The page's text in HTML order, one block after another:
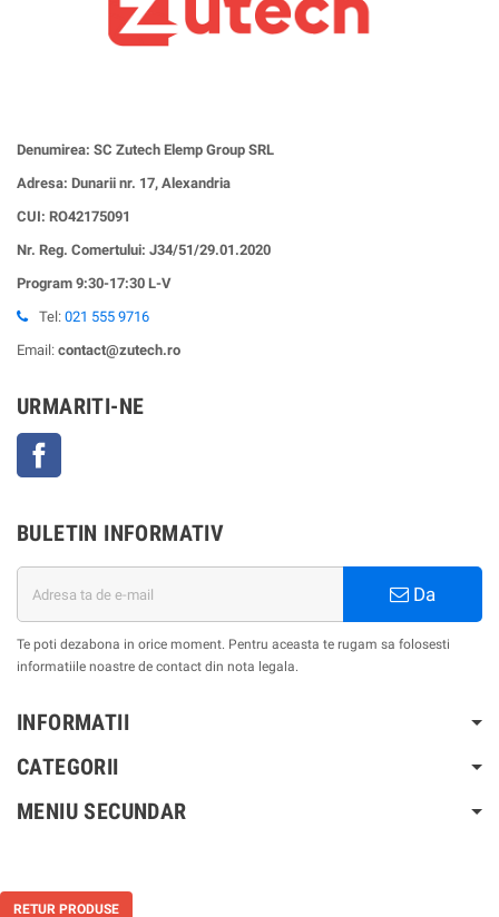
Denumirea: SC Zutech Elemp Group SRL
Adresa: Dunarii nr. 17, Alexandria
CUI: RO42175091
Nr. Reg. Comertului: J34/51/29.01.2020
Program 9:30-17:30 L-V
Tel: 021 555 9716
Email: contact@zutech.ro
URMARITI-NE
BULETIN INFORMATIV
Da
Te poti dezabona in orice moment. Pentru aceasta te rugam sa folosesti
informatiile noastre de contact din nota legala.
INFORMATII
CATEGORII
MENIU SECUNDAR
RETUR PRODUSE